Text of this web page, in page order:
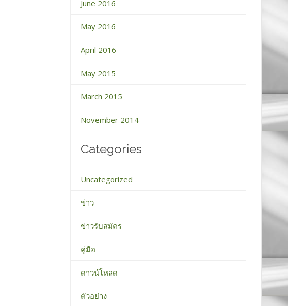
June 2016
May 2016
April 2016
May 2015
March 2015
November 2014
Categories
Uncategorized
ข่าว
ข่าวรับสมัคร
คู่มือ
ดาวน์โหลด
ตัวอย่าง